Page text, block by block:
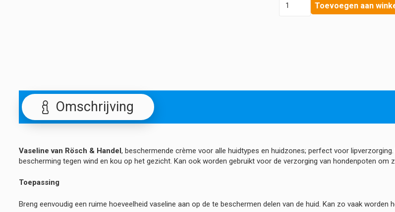
Toevoegen aan
Omschrijving
Vaseline van Rösch & Handel, beschermende crème voor alle huidtypes en huidzones; perfect voor
bescherming tegen wind en kou op het gezicht. Kan ook worden gebruikt voor de verzorging van hondenpoten
Toepassing
Breng eenvoudig een ruime hoeveelheid vaseline aan op de te beschermen delen van de huid. Kan zo vaak worden